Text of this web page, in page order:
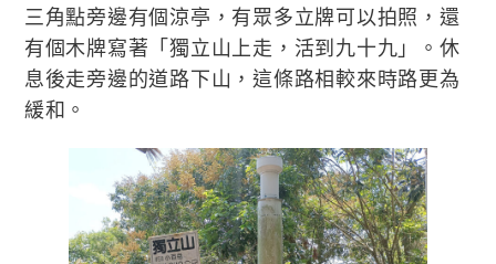
三角點旁邊有個涼亭，有眾多立牌可以拍照，還
有個木牌寫著「獨立山上走，活到九十九」。休
息後走旁邊的道路下山，這條路相較來時路更為
緩和。